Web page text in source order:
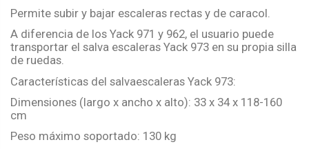
Permite subir y bajar escaleras rectas y de caracol.
A diferencia de los Yack 971 y 962, el usuario puede
transportar el salva escaleras Yack 973 en su propia silla
de ruedas.
Características del salvaescaleras Yack 973:
Dimensiones (largo x ancho x alto): 33 x 34 x 118-160
cm
Peso máximo soportado: 130 kg